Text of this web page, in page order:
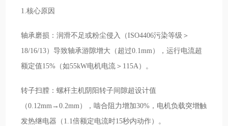
1.核心原因
轴承磨损：润滑不足或粉尘侵入（ISO4406污染等级＞
18/16/13）导致轴承游隙增大（超过0.1mm），运行电流超
额定值15%（如55kW电机电流＞115A）。
转子扫膛：螺杆主机阴阳转子间隙超设计值
（0.12mm→0.2mm），啮合阻力增加30%，电机负载突增触
发热继电器（1.1倍额定电流时15秒内动作）。